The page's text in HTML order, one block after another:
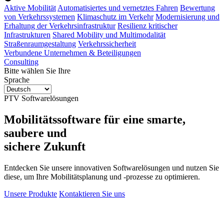
Aktive MobilitätAutomatisiertes und vernetztes Fahren Bewertung
von Verkehrssystemen Klimaschutz im Verkehr Modernisierung und
Erhaltung der Verkehrsinfrastruktur Resilienz kritischer
Infrastrukturen Shared Mobility und Multimodalität
Straßenraumgestaltung Verkehrssicherheit
Verbundene Unternehmen & Beteiligungen
Consulting
Bitte wählen Sie Ihre
Sprache
PTV Softwarelösungen
Mobilitätssoftware für eine smarte,
saubere und
sichere Zukunft
Entdecken Sie unsere innovativen Softwarelösungen und nutzen Sie
diese, um Ihre Mobilitätsplanung und -prozesse zu optimieren.
Unsere Produkte Kontaktieren Sie uns